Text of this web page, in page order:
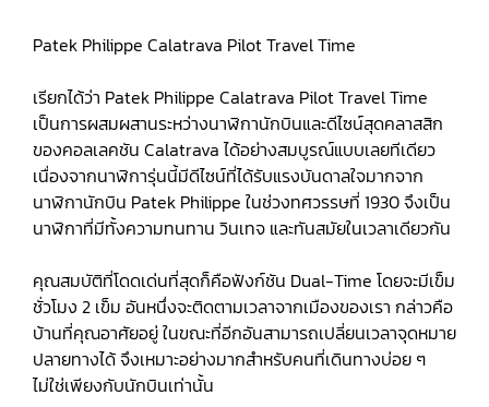
Patek Philippe Calatrava Pilot Travel Time
เรียกได้ว่า Patek Philippe Calatrava Pilot Travel Time
เป็นการผสมผสานระหว่างนาฬิกานักบินและดีไซน์สุดคลาสสิก
ของคอลเลคชัน Calatrava ได้อย่างสมบูรณ์แบบเลยทีเดียว
เนื่องจากนาฬิการุ่นนี้มีดีไซน์ที่ได้รับแรงบันดาลใจมากจาก
นาฬิกานักบิน Patek Philippe ในช่วงทศวรรษที่ 1930 จึงเป็น
นาฬิกาที่มีทั้งความทนทาน วินเทจ และทันสมัยในเวลาเดียวกัน
คุณสมบัติที่โดดเด่นที่สุดก็คือฟังก์ชัน Dual-Time โดยจะมีเข็ม
ชั่วโมง 2 เข็ม อันหนึ่งจะติดตามเวลาจากเมืองของเรา กล่าวคือ
บ้านที่คุณอาศัยอยู่ ในขณะที่อีกอันสามารถเปลี่ยนเวลาจุดหมาย
ปลายทางได้ จึงเหมาะอย่างมากสำหรับคนที่เดินทางบ่อย ๆ
ไม่ใช่เพียงกับนักบินเท่านั้น